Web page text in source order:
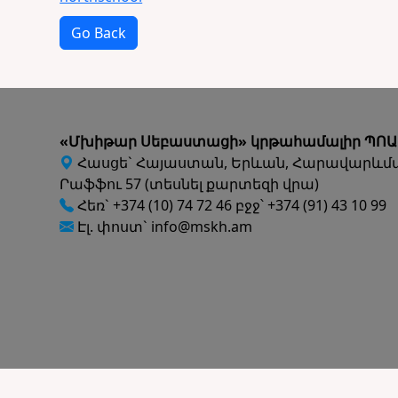
Go Back
«Մխիթար Սեբաստացի» կրթահամալիր
Հասցե` Հայաստան, Երևան,
Րաֆֆու 57 (տեսնել քարտեզի վրա)
Հեռ` +374 (10) 74 72 46 բջջ՝ +374 (91) 43 10 99
Էլ. փոստ` info@mskh.am